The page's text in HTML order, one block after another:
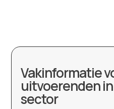
Vakinformatie
uitvoerenden
sector